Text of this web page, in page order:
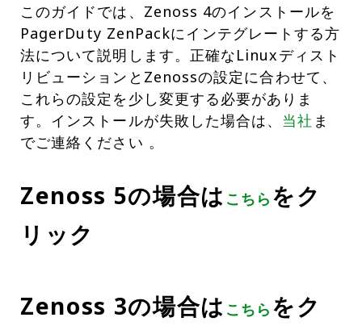
このガイドでは、Zenoss 4のインストールを
PagerDuty ZenPackにインテグレートする方
法について説明します。正確なLinuxディスト
リビューションとZenossの設定に合わせて、
これらの設定を少し変更する必要がありま
す。インストールが失敗した場合は、 当社 ま
でご連絡ください 。
Zenoss 5の場合は こちら をク
リック
Zenoss 3の場合は こちら をク